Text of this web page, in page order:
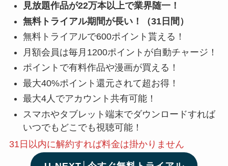
見放題作品が22万本以上で業界随一！
無料トライアル期間が長い！（31日間）
無料トライアルで600ポイント貰える！
月額会員は毎月1200ポイントが自動チャージ！
ポイントで有料作品や漫画が買える！
最大40%ポイント還元されて超お得！
最大4人でアカウント共有可能！
スマホやタブレット端末でダウンロードすれば
いつでもどこでも視聴可能！
31日以内に解約すれば料金は掛かりません